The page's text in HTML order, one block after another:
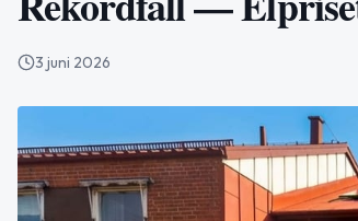
3 juni 2026